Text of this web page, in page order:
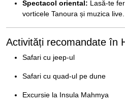
Spectacol oriental: Lasă-te
vorticele Tanoura și muzica live.
Activități recomandate în
Safari cu jeep-ul
Safari cu quad-ul pe dune
Excursie la Insula Mahmya